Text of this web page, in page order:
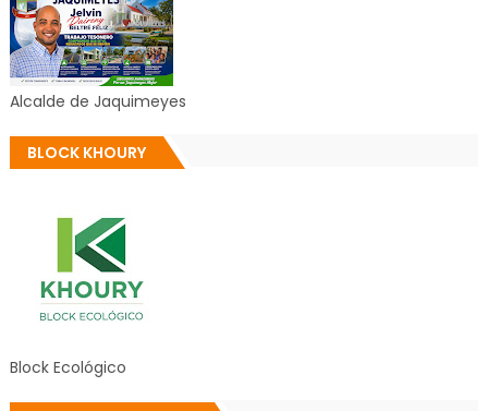
Alcalde de Jaquimeyes
BLOCK KHOURY
Block Ecológico